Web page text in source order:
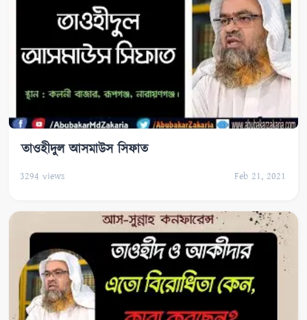
তাওহীদুল আসমাউস সিফাত
3294 views Feb 21, 2021